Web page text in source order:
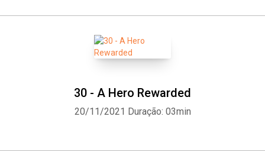
30 - A Hero Rewarded
20/11/2021 Duração: 03min